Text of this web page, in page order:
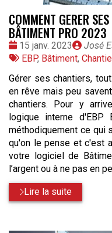
COMMENT GERER
BÂTIMENT PRO 2023
Date
:
15 janv. 2023
Publié
par
José
Tags
EBP, Bâtiment,
Gérer ses chantiers,
en rêve mais peu
chantiers. Pour y
logique interne
méthodiquement ce qui
qu'on le pense et c'est
votre logiciel de
l’argent ou à ne pas en
Lire la suite